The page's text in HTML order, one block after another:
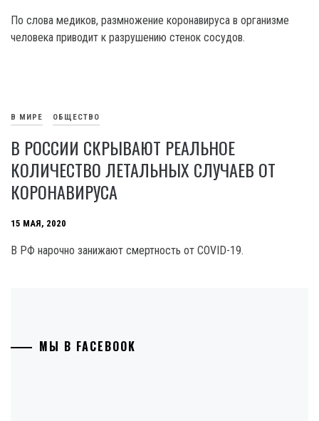
По слова медиков, размножение коронавируса в организме
человека приводит к разрушению стенок сосудов.
В МИРЕ ОБЩЕСТВО
В РОССИИ СКРЫВАЮТ РЕАЛЬНОЕ
КОЛИЧЕСТВО ЛЕТАЛЬНЫХ СЛУЧАЕВ ОТ
КОРОНАВИРУСА
15 МАЯ, 2020
В РФ нарочно занижают смертность от COVID-19.
МЫ В FACEBOOK